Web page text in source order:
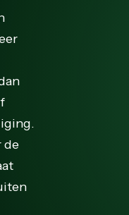
de